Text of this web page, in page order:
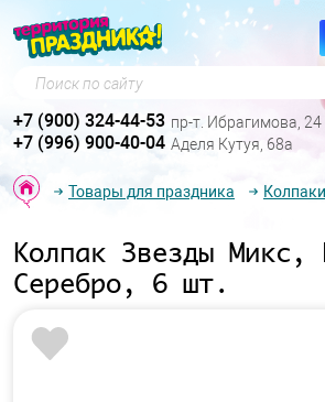
Поиск по сайту
+7 (900) 324-44-53 пр-т. Ибрагимова, 24
+7 (996) 900-40-04 Аделя Кутуя, 68а
Товары для праздника Колпаки
Колпак Звезды Микс,
Серебро, 6 шт.